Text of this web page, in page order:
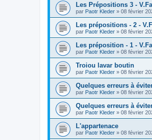
Les Prépositions 3 -
par Paotr Kleder » 08 février
Les prépositions - 2 -
par Paotr Kleder » 08 février
Les préposition - 1 -
par Paotr Kleder » 08 février
Troiou lavar boutin
par Paotr Kleder » 08 février
Quelques erreurs à
par Paotr Kleder » 08 février
Quelques erreurs à
par Paotr Kleder » 08 février
L'appartenace
par Paotr Kleder » 08 février